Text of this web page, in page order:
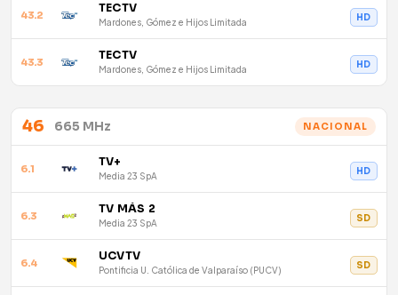
43.2 TECTV
Mardones, Gómez e Hijos Limitada HD
43.3 TECTV
Mardones, Gómez e Hijos Limitada HD
46 665 MHz NACIONAL
6.1 TV+
Media 23 SpA HD
6.3 TV MÁS 2
Media 23 SpA SD
6.4 UCVTV
Pontificia U. Católica de Valparaíso (PUCV) SD